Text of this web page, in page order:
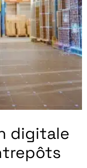
digitale